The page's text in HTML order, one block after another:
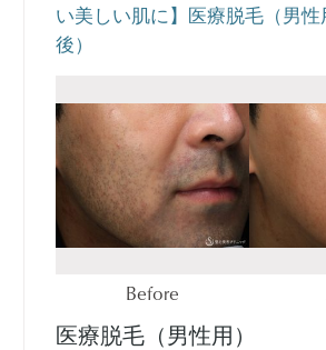
い美しい肌に】医療脱毛（男性
後）
Before
医療脱毛（男性用）